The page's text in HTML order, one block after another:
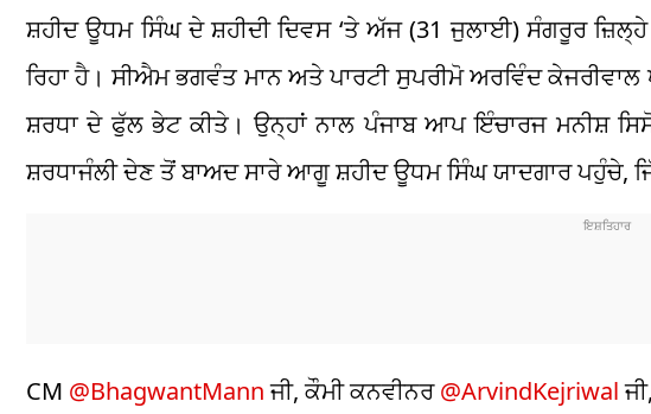
ਸ਼ਹੀਦ ਊਧਮ ਸਿੰਘ ਦੇ ਸ਼ਹੀਦੀ ਦਿਵਸ ‘ਤੇ ਅੱਜ (31 ਜੁਲਾਈ) ਸੰਗਰੂਰ
ਰਿਹਾ ਹੈ। ਸੀਐਮ ਭਗਵੰਤ ਮਾਨ ਅਤੇ ਪਾਰਟੀ ਸੁਪਰੀਮੋ ਅਰਵਿੰਦ
ਸ਼ਰਧਾ ਦੇ ਫੁੱਲ ਭੇਟ ਕੀਤੇ। ਉਨ੍ਹਾਂ ਨਾਲ ਪੰਜਾਬ ਆਪ ਇੰਚਾਰਜ ਮਨੀਸ਼
ਸ਼ਰਧਾਜੰਲੀ ਦੇਣ ਤੋਂ ਬਾਅਦ ਸਾਰੇ ਆਗੂ ਸ਼ਹੀਦ ਊਧਮ ਸਿੰਘ ਯਾਦਗਾਰ ਪਹੁੰਚੇ,
CM @BhagwantMannਜੀ, ਕੌਮੀ ਕਨਵੀਨਰ@ArvindKejriwal